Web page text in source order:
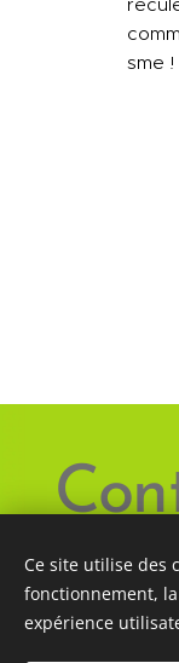
sme !
Ce site utilise des
fonctionnement,
expérience